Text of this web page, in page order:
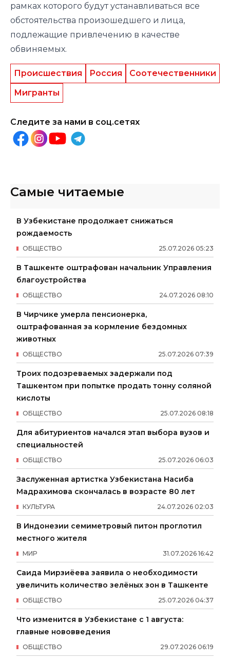
рамках которого будут устанавливаться все
обстоятельства произошедшего и лица,
подлежащие привлечению в качестве
обвиняемых.
Происшествия Россия
Соотечественники
Мигранты
Следите за нами в соц.сетях
Самые читаемые
В Узбекистане продолжает снижаться
рождаемость
25.07.2026 05:23
ОБЩЕСТВО
В Ташкенте оштрафован начальник Управления
благоустройства
24.07.2026 08:10
ОБЩЕСТВО
В Чирчике умерла пенсионерка,
оштрафованная за кормление бездомных
животных
25.07.2026 07:39
ОБЩЕСТВО
Троих подозреваемых задержали под
Ташкентом при попытке продать тонну соляной
кислоты
25.07.2026 08:18
ОБЩЕСТВО
Для абитуриентов начался этап выбора вузов и
специальностей
25.07.2026 06:03
ОБЩЕСТВО
Заслуженная артистка Узбекистана Насиба
Мадрахимова скончалась в возрасте 80 лет
24.07.2026 02:03
КУЛЬТУРА
В Индонезии семиметровый питон проглотил
местного жителя
31.07.2026 16:42
МИР
Саида Мирзиёева заявила о необходимости
увеличить количество зелёных зон в Ташкенте
25.07.2026 04:37
ОБЩЕСТВО
Что изменится в Узбекистане с 1 августа:
главные нововведения
29.07.2026 06:19
ОБЩЕСТВО